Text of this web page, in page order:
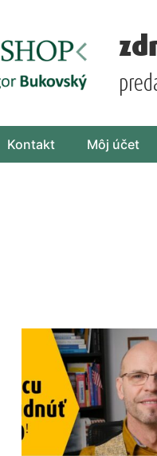
Kontakt Môj účet